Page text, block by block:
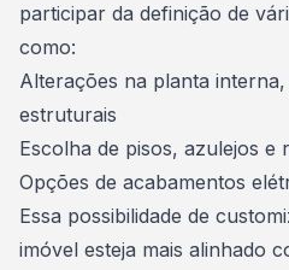
participar da definição de
como:
Alterações na planta
estruturais
Escolha de pisos, azulejos e
Opções de acabamentos
Essa possibilidade de
imóvel esteja mais alinhado